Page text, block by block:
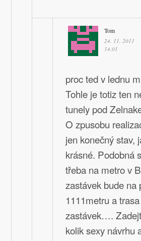
Tom
24. 11. 2011
14.01
proc ted v lednu
Tohle je totiz ten
tunely pod
O zpusobu
jen konečný stav,
krásné. Podobná
třeba na metro v
zastávek bude na
1111metru a
zastávek….
kolik sexy návrhu